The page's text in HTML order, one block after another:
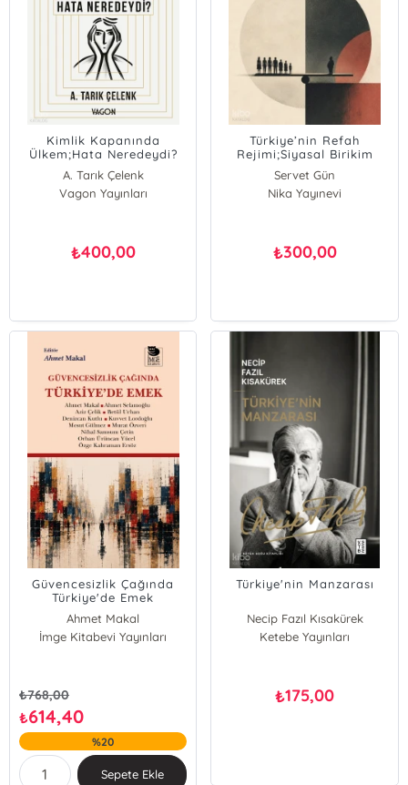
Kimlik Kapanında
Ülkem;Hata Neredeydi?
A. Tarık Çelenk
Vagon Yayınları
₺400,00
Türkiye’nin Refah
Rejimi;Siyasal Birikim
Stratejisinden Dönüşen
Sosyal Politika
Servet Gün
Nika Yayınevi
₺300,00
Güvencesizlik Çağında
Türkiye'de Emek
Ahmet Makal
Ahmet Selamoğlu
Denizcan Kutlu
Kuvvet Lordoğlu
Mesut Gülmez
Murat Özveri
Nihal Samsum Çetin
İmge Kitabevi Yayınları
₺768,00
₺614,40
%20
Sepete Ekle
Türkiye'nin Manzarası
Necip Fazıl Kısakürek
Ketebe Yayınları
₺175,00